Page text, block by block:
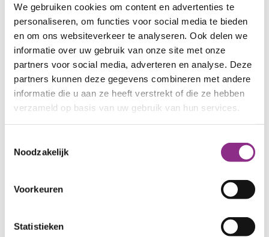
We gebruiken cookies om content en advertenties te
personaliseren, om functies voor social media te bieden
en om ons websiteverkeer te analyseren. Ook delen we
informatie over uw gebruik van onze site met onze
partners voor social media, adverteren en analyse. Deze
partners kunnen deze gegevens combineren met andere
informatie die u aan ze heeft verstrekt of die ze hebben
verzameld op basis van uw gebruik van hun services.
Noodzakelijk
Voorkeuren
Statistieken
Jij kiest: alles laten
regelen of zelf
regelen
Winst uit je woning kan de isolatie van
advies tot uitvoering voor jou regelen.
Regel je het liever zelf? Of doe-je-het-